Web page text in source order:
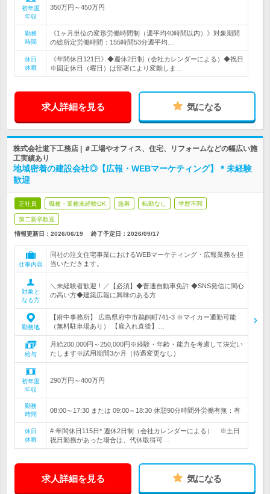
初年度
年収
350万円～450万円
勤務
時間
《1ヶ月単位の変形労働時間制（週平均40時間以内）》対象期間
の総所定労働時間：155時間53分週平均…
休日
休暇
《年間休日121日》◆週休2日制（会社カレンダーによる）◆祝日
※固定休日（曜日）は部署により変動しま…
求人詳細を見る 気になる
株式会社道下工務店 | ＃工場やオフィス、住宅、リフォームなどの幅広い施
工実績あり
地域密着の建設会社◎【広報・WEBマーケティング】＊未経験
歓迎
正社員 職種・業種未経験OK 急募 転勤なし 学歴不問
第二新卒歓迎
情報更新日：2026/06/19 終了予定日： 2026/09/17
仕事内容
同社の注文住宅事業におけるWEBマーケティング・広報業務を担
当いただきます。
対象と
なる方
＼未経験者歓迎！／【必須】◆普通自動車免許 ◆SNS発信に関心
の高い方◆建築広報に興味のある方
勤務地
【府中事務所】 広島県府中市鵜飼町741-3 ※マイカー通勤可能
（無料駐車場あり） 【雇入れ直後】…
給与
月給200,000円～250,000円※経験・年齢・能力を考慮して決定い
たします※試用期間3か月（待遇変更なし）
初年度
年収
290万円～400万円
勤務
時間
08:00～17:30 または 09:00～18:30 休憩90分時間外労働有無：有
休日
休暇
# 年間休日115日* 週休2日制（会社カレンダーによる） ※土日
祝日勤務があった場合は、代休取得可…
求人詳細を見る 気になる